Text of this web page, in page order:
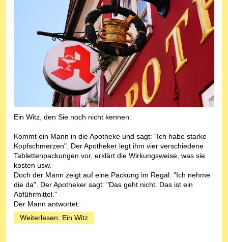
Ein Witz, den Sie noch nicht kennen:
Kommt ein Mann in die Apotheke und sagt: "Ich habe starke
Kopfschmerzen". Der Apotheker legt ihm vier verschiedene
Tablettenpackungen vor, erklärt die Wirkungsweise, was sie
kosten usw.
Doch der Mann zeigt auf eine Packung im Regal: "Ich nehme
die da". Der Apotheker sagt: "Das geht nicht. Das ist ein
Abführmittel."
Der Mann antwortet:
Weiterlesen: Ein Witz